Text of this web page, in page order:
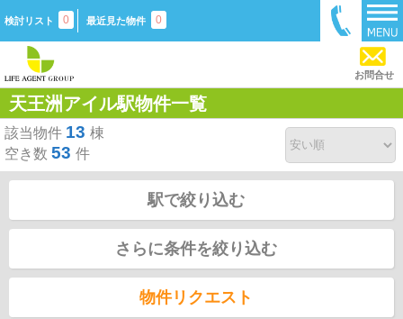
検討リスト 0 最近見た物件 0
お問合せ
天王洲アイル駅物件一覧
該当物件 13 棟
空き数 53 件
駅で絞り込む
さらに条件を絞り込む
物件リクエスト